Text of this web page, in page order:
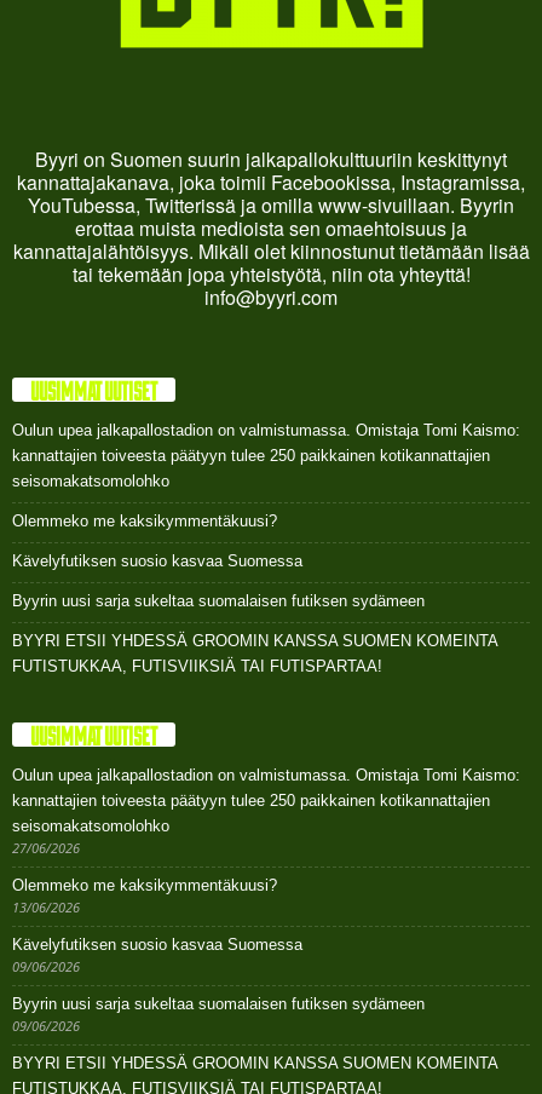
Byyri on Suomen suurin jalkapallokulttuuriin keskittynyt
kannattajakanava, joka toimii Facebookissa, Instagramissa,
YouTubessa, Twitterissä ja omilla www-sivuillaan. Byyrin
erottaa muista medioista sen omaehtoisuus ja
kannattajalähtöisyys. Mikäli olet kiinnostunut tietämään lisää
tai tekemään jopa yhteistyötä, niin ota yhteyttä!
info@byyri.com
UUSIMMAT UUTISET
Oulun upea jalkapallostadion on valmistumassa. Omistaja Tomi Kaismo:
kannattajien toiveesta päätyyn tulee 250 paikkainen kotikannattajien
seisomakatsomolohko
Olemmeko me kaksikymmentäkuusi?
Kävelyfutiksen suosio kasvaa Suomessa
Byyrin uusi sarja sukeltaa suomalaisen futiksen sydämeen
BYYRI ETSII YHDESSÄ GROOMIN KANSSA SUOMEN KOMEINTA
FUTISTUKKAA, FUTISVIIKSIÄ TAI FUTISPARTAA!
UUSIMMAT UUTISET
Oulun upea jalkapallostadion on valmistumassa. Omistaja Tomi Kaismo:
kannattajien toiveesta päätyyn tulee 250 paikkainen kotikannattajien
seisomakatsomolohko
27/06/2026
Olemmeko me kaksikymmentäkuusi?
13/06/2026
Kävelyfutiksen suosio kasvaa Suomessa
09/06/2026
Byyrin uusi sarja sukeltaa suomalaisen futiksen sydämeen
09/06/2026
BYYRI ETSII YHDESSÄ GROOMIN KANSSA SUOMEN KOMEINTA
FUTISTUKKAA, FUTISVIIKSIÄ TAI FUTISPARTAA!